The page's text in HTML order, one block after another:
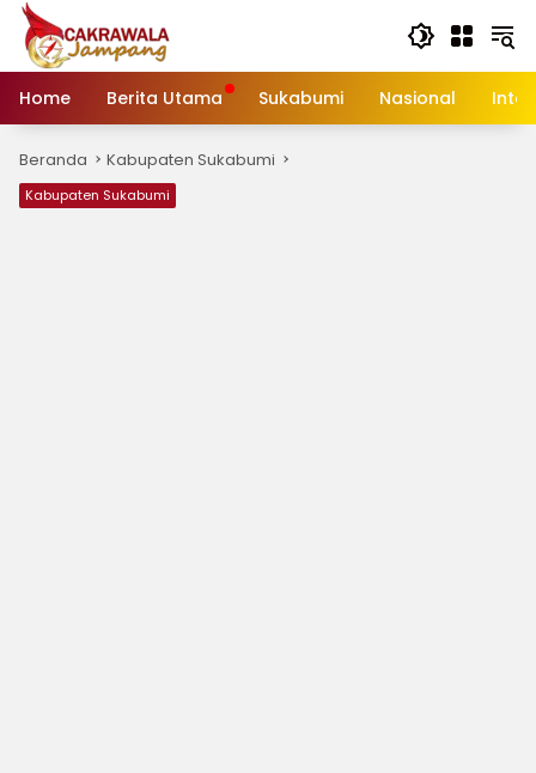
Langsung
konten
Home
Berita Utama Sukabumi Nasional
Beranda Kabupaten Sukabumi
Kabupaten Sukabumi